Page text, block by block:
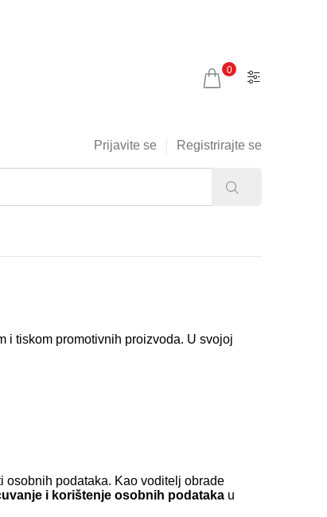
0
Prijavite se Registrirajte se
i tiskom promotivnih proizvoda. U svojoj
osobnih podataka. Kao voditelj obrade
i korištenje osobnih podataka u